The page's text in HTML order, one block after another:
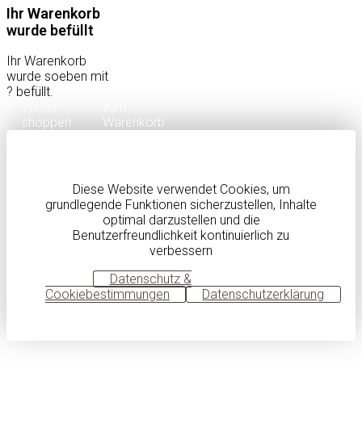
Ihr Warenkorb
wurde befüllt
Ihr Warenkorb
wurde soeben mit
? befüllt.
shoppen
Warenkorb
Diese Website verwendet Cookies, um
grundlegende Funktionen sicherzustellen, Inhalte
optimal darzustellen und die
Benutzerfreundlichkeit kontinuierlich zu
verbessern
Datenschutz &
Cookiebestimmungen
Datenschutzerklärung